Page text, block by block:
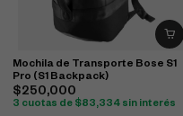
Mochila de Transporte Bose S1
Pro (S1 Backpack)
$250,000
3 cuotas de $83,334 sin interés